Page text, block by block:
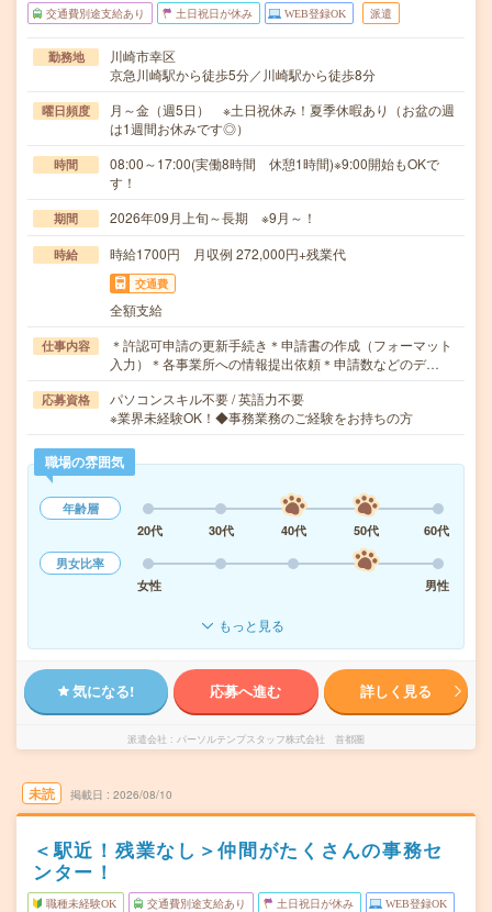
交通費別途支給あり 土日祝日が休み WEB登録OK 派遣
勤務地
川崎市幸区
京急川崎駅から徒歩5分／川崎駅から徒歩8分
曜日頻度
月～金（週5日） ※土日祝休み！夏季休暇あり（お盆の週
は1週間お休みです◎）
時間
08:00～17:00(実働8時間 休憩1時間)※9:00開始もOKで
す！
期間 2026年09月上旬～長期 ※9月～！
時給 時給1700円 月収例 272,000円+残業代
交通費
全額支給
仕事内容
＊許認可申請の更新手続き＊申請書の作成（フォーマット
入力）＊各事業所への情報提出依頼＊申請数などのデ…
応募資格
パソコンスキル不要 / 英語力不要
※業界未経験OK！◆事務業務のご経験をお持ちの方
職場の雰囲気
年齢層
20代
30代 40代 50代
60代
男女比率
女性
男性
もっと見る
気になる! 応募へ進む 詳しく見る
派遣会社 パーソルテンプスタッフ株式会社 首都圏
未読 掲載日 2026/08/10
＜駅近！残業なし＞仲間がたくさんの事務セ
ンター！
職種未経験OK 交通費別途支給あり 土日祝日が休み WEB登録OK